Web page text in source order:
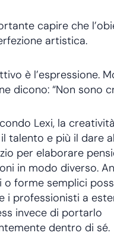
capire che
artistica.
è l’espressione.
dicono: “Non sono
Lexi, la
talento e più il dare
per elaborare
in modo diverso.
o forme semplici
i professionisti a
invece di portarlo
dentro di sé.